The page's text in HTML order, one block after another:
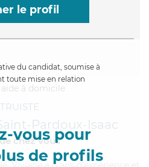
le profil
du candidat, soumise à
toute mise en relation
vous pour
de profils
Pardoux-Isaac
chez Vous